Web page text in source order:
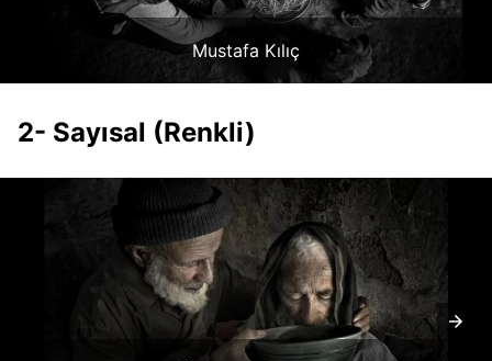
Mustafa Kılıç
2- Sayısal (Renkli)